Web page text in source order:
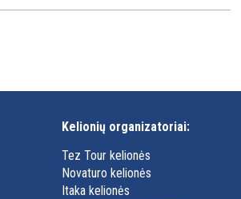
Kelionių organizatoriai:
Tez Tour kelionės
Novaturo kelionės
Itaka kelionės